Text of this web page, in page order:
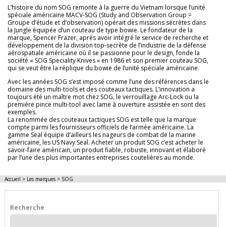
L’histoire du nom SOG remonte à la guerre du Vietnam lorsque l’unité
spéciale américaine MACV-SOG (Study and Observation Group =
Groupe d’étude et d’observation) opérait des missions sécrètes dans
la Jungle équipée d’un couteau de type bowie. Le fondateur de la
marque, Spencer Frazer, après avoir intégré le service de recherche et
développement de la division top-secrète de l’industrie de la défense
aérospatiale américaine où il se passionne pour le design, fonde la
société « SOG Speciality Knives » en 1986 et son premier couteau SOG,
qui se veut être la réplique du bowie de l’unité spéciale américaine.
Avec les années SOG s’est imposé comme l’une des références dans le
domaine des multi-tools et des couteaux tactiques. L’innovation a
toujours été un maître mot chez SOG, le verrouillage Arc-Lock ou la
première pince multi-tool avec lame à ouverture assistée en sont des
exemples.
La renommée des couteaux tactiques SOG est telle que la marque
compte parmi les fournisseurs officiels de l’armée américaine. La
gamme Seal équipe d’ailleurs les nageurs de combat de la marine
américaine, les US Navy Seal. Acheter un produit SOG c’est acheter le
savoir-faire américain, un produit fiable, robuste, innovant et élaboré
par l’une des plus importantes entreprises coutelières au monde.
Accueil > Les marques> SOG
Recherche